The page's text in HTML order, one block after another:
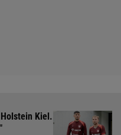
Kiel.